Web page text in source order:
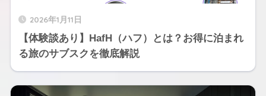
2026年1月11日
【体験談あり】HafH（ハフ）とは？お得に泊まれ
る旅のサブスクを徹底解説